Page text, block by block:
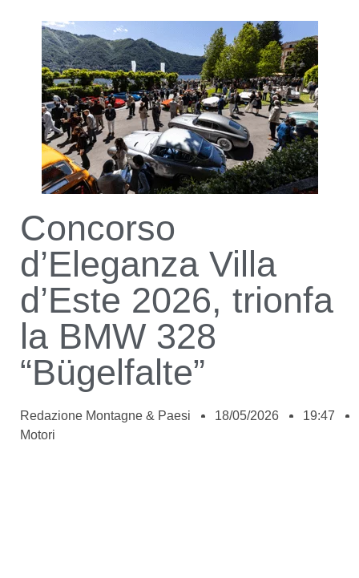
Concorso
d’Eleganza Villa
d’Este 2026, trionfa
la BMW 328
“Bügelfalte”
Redazione Montagne & Paesi 18/05/2026
19:47
Motori